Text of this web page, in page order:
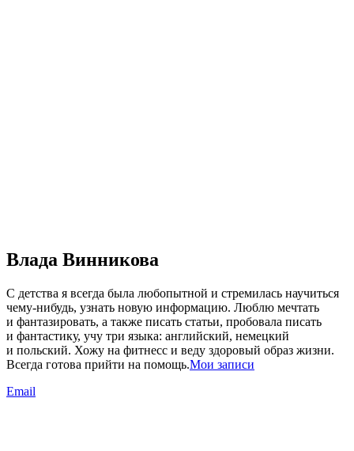
Влада Винникова
С детства я всегда была любопытной и стремилась научиться
чему-нибудь, узнать новую информацию. Люблю мечтать
и фантазировать, а также писать статьи, пробовала писать
и фантастику, учу три языка: английский, немецкий
и польский. Хожу на фитнесс и веду здоровый образ жизни.
Всегда готова прийти на помощь.Мои записи
Email